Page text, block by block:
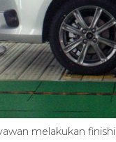
melakukan